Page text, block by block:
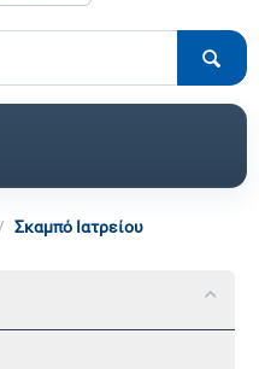
/ Σκαμπό Ιατρείου